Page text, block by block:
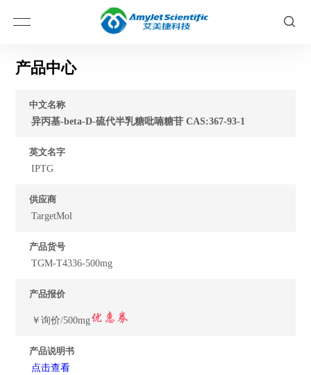
产品中心
中文名称
异丙基-beta-D-硫代半乳糖吡喃糖苷 CAS:367-93-1
英文名字
IPTG
供应商
TargetMol
产品货号
TGM-T4336-500mg
产品报价
￥询价/500mg
产品说明书
点击查看